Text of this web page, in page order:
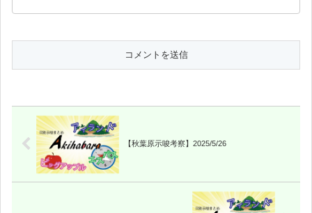
【秋葉原示唆考察】2025/5/26